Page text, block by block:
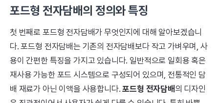
포드형 전자담배의 정의와 특징
첫 번째로 포드형 전자담배가 무엇인지에 대해 알아보겠습니
다. 포드형 전자담배는 기존의 전자담배보다 작고 가벼우며, 사
용이 간편한 특징을 가지고 있습니다. 일반적으로 일회용 혹은
재사용 가능한 포드 시스템으로 구성되어 있으며, 전통적인 담
배 재료가 아닌 이액을 사용합니다.포드형 전자담배 의 디자인